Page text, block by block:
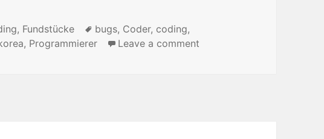
, Fundstücke Tags
bugs, Coder, coding,
, Programmierer Leave a comment